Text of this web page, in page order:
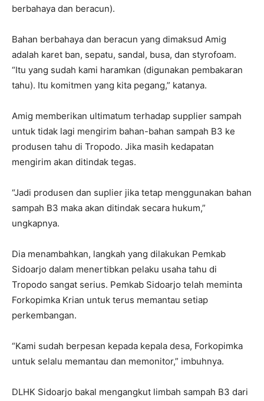
berbahaya dan beracun).
Bahan berbahaya dan beracun yang dimaksud Amig
adalah karet ban, sepatu, sandal, busa, dan styrofoam.
“Itu yang sudah kami haramkan (digunakan pembakaran
tahu). Itu komitmen yang kita pegang,” katanya.
Amig memberikan ultimatum terhadap supplier sampah
untuk tidak lagi mengirim bahan-bahan sampah B3 ke
produsen tahu di Tropodo. Jika masih kedapatan
mengirim akan ditindak tegas.
“Jadi produsen dan suplier jika tetap menggunakan bahan
sampah B3 maka akan ditindak secara hukum,”
ungkapnya.
Dia menambahkan, langkah yang dilakukan Pemkab
Sidoarjo dalam menertibkan pelaku usaha tahu di
Tropodo sangat serius. Pemkab Sidoarjo telah meminta
Forkopimka Krian untuk terus memantau setiap
perkembangan.
“Kami sudah berpesan kepada kepala desa, Forkopimka
untuk selalu memantau dan memonitor,” imbuhnya.
DLHK Sidoarjo bakal mengangkut limbah sampah B3 dari